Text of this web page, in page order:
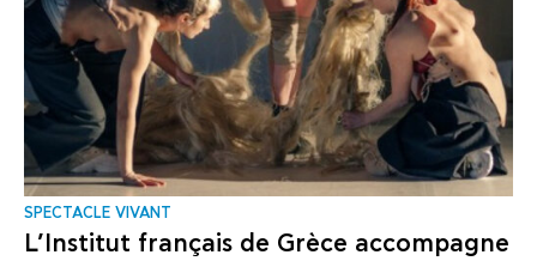
SPECTACLE VIVANT
L’Institut français de Grèce accompagne